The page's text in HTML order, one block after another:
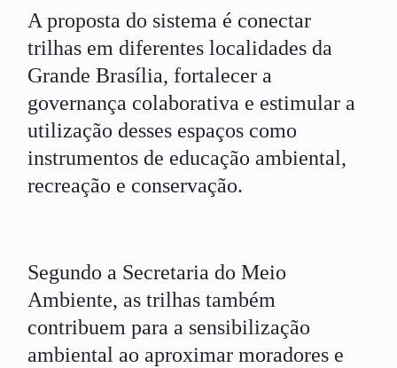
A proposta do sistema é conectar
trilhas em diferentes localidades da
Grande Brasília, fortalecer a
governança colaborativa e estimular a
utilização desses espaços como
instrumentos de educação ambiental,
recreação e conservação.
Segundo a Secretaria do Meio
Ambiente, as trilhas também
contribuem para a sensibilização
ambiental ao aproximar moradores e